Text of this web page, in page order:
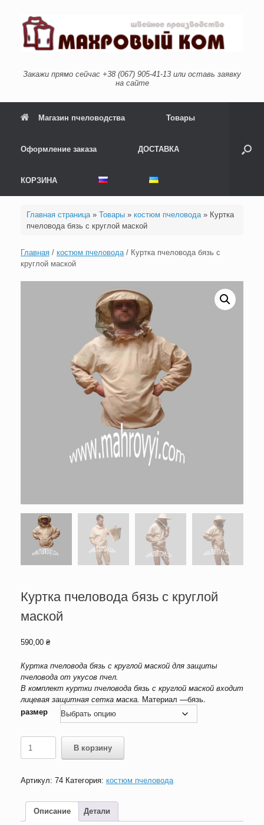
содержанию
Закажи прямо сейчас +38 (067) 905-41-13 или оставь заявку
на сайте
Магазин пчеловодства Товары
Оформление заказа ДОСТАВКА
КОРЗИНА
Главная страница» Товары» костюм пчеловода» Куртка
пчеловода бязь с круглой маской
Главная / костюм пчеловода/ Куртка пчеловода бязь с
круглой маской
Куртка пчеловода бязь с круглой
маской
590,00 ₴
Куртка пчеловода бязь с круглой маской для защиты
пчеловода от укусов пчел.
В комплект куртки пчеловода бязь с круглой маской входит
лицевая защитная сетка маска. Материал —бязь.
размер
товара
бязь
круглой
маской
В корзину
Артикул: 74 Категория: костюм пчеловода
Описание Детали